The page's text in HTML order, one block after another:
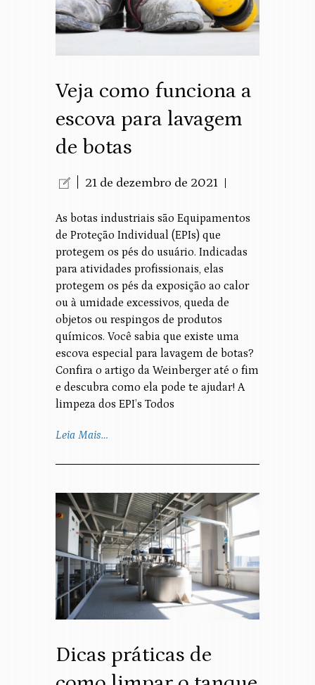
Veja como funciona a
escova para lavagem
de botas
21 de dezembro de 2021
As botas industriais são Equipamentos
de Proteção Individual (EPIs) que
protegem os pés do usuário. Indicadas
para atividades profissionais, elas
protegem os pés da exposição ao calor
ou à umidade excessivos, queda de
objetos ou respingos de produtos
químicos. Você sabia que existe uma
escova especial para lavagem de botas?
Confira o artigo da Weinberger até o fim
e descubra como ela pode te ajudar! A
limpeza dos EPI’s Todos
Leia Mais…
Dicas práticas de